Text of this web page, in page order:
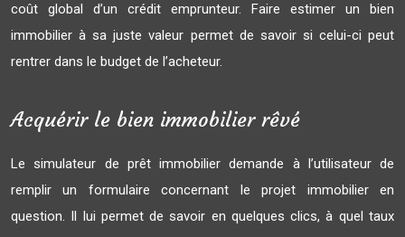
coût global d’un crédit emprunteur. Faire estimer un bien
immobilier à sa juste valeur permet de savoir si celui-ci peut
rentrer dans le budget de l’acheteur.
Acquérir le bien immobilier rêvé
Le simulateur de prêt immobilier demande à l’utilisateur de
remplir un formulaire concernant le projet immobilier en
question. Il lui permet de savoir en quelques clics, à quel taux